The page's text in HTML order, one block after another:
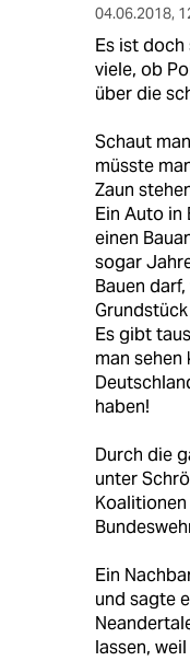
04.06.2018,
Es ist
viele, ob
über die
Schaut
müsste
Zaun
Ein Auto in
einen
sogar
Bauen
Es gibt
man sehen
haben!
Durch die
unter
Ein
und sagte
lassen,